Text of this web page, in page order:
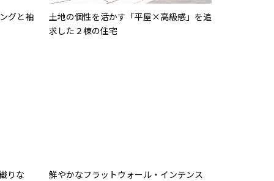
グと袖
土地の個性を活かす「平屋×高級感」を追
求した２棟の住宅
りな
鮮やかなフラットウォール・インテンス